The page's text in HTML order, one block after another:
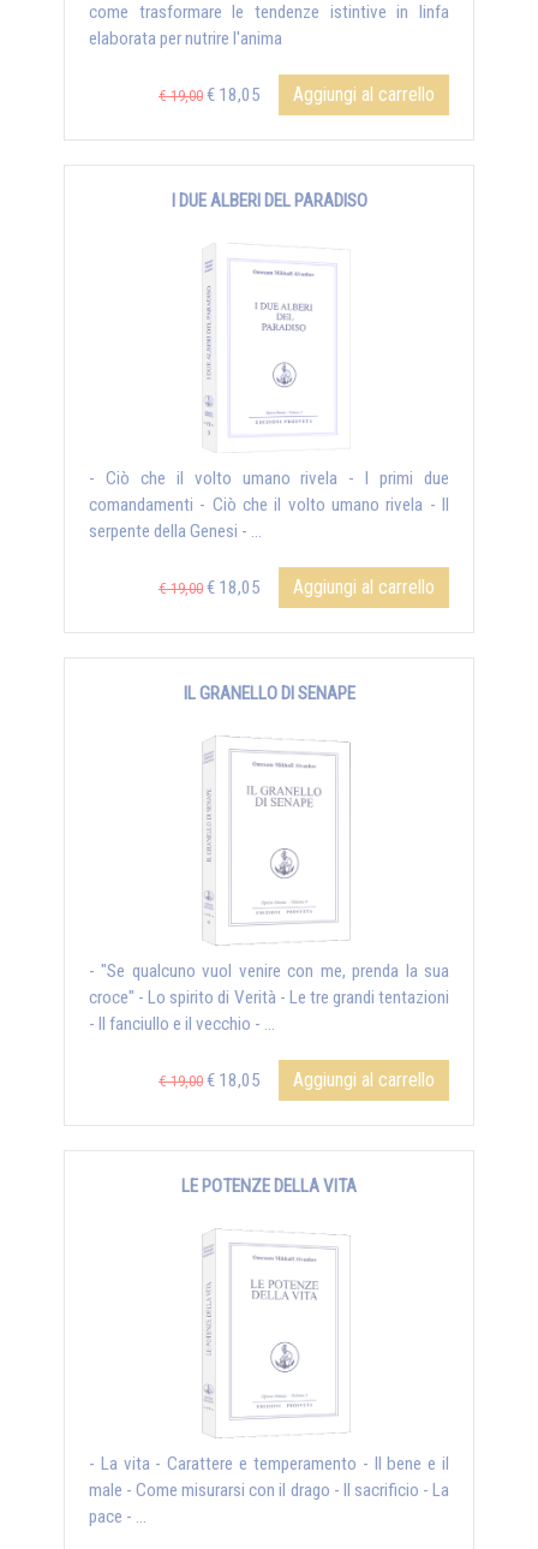
come trasformare le tendenze istintive in linfa
elaborata per nutrire l'anima
€ 19,00 € 18,05 Aggiungi al carrello
I DUE ALBERI DEL PARADISO
- Ciò che il volto umano rivela - I primi due
comandamenti - Ciò che il volto umano rivela - Il
serpente della Genesi - ...
€ 19,00 € 18,05 Aggiungi al carrello
IL GRANELLO DI SENAPE
- "Se qualcuno vuol venire con me, prenda la sua
croce" - Lo spirito di Verità - Le tre grandi tentazioni
- Il fanciullo e il vecchio - ...
€ 19,00 € 18,05 Aggiungi al carrello
LE POTENZE DELLA VITA
- La vita - Carattere e temperamento - Il bene e il
male - Come misurarsi con il drago - Il sacrificio - La
pace - ...